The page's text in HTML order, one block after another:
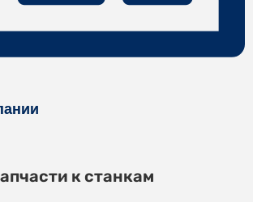
к станкам